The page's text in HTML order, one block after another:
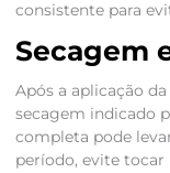
consistente para
Secagem
Após a aplicação
secagem indicado
completa pode
período, evite tocar